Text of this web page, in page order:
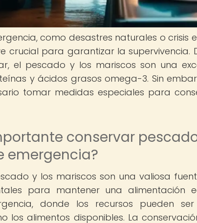
como desastres naturales o crisis
crucial para garantizar la supervivencia.
el pescado y los mariscos son una
y ácidos grasos omega-3. Sin
tomar medidas especiales para
conservar
emergencia?
y los mariscos son una valiosa
para mantener una alimentación
donde los recursos pueden
los alimentos disponibles. La